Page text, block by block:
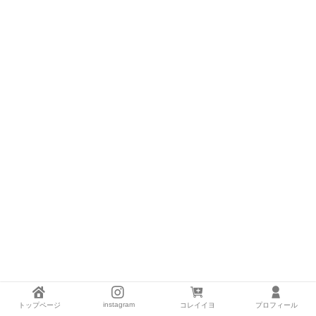
トップページ instagram コレイイヨ プロフィール